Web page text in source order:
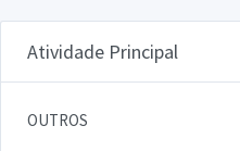
Atividade Principal
OUTROS